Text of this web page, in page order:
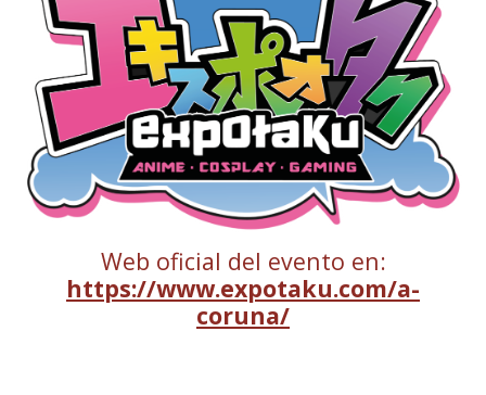
Web oficial del evento en:
https://www.expotaku.com/a-
coruna/